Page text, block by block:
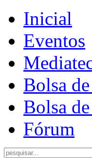
Inicial
Eventos
Bolsa
Bolsa
Fórum